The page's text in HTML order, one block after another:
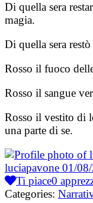
Di quella sera
magia.
Di quella sera
Rosso il fuoco
Rosso il sangue
Rosso il vestito di
una parte di se.
luciapavone 01/
Ti piace0
Categories: